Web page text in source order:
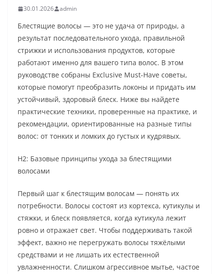
30.01.2026 admin
Блестящие волосы — это не удача от природы, а
результат последовательного ухода, правильной
стрижки и использования продуктов, которые
работают именно для вашего типа волос. В этом
руководстве собраны Exclusive Must-Have советы,
которые помогут преобразить локоны и придать им
устойчивый, здоровый блеск. Ниже вы найдете
практические техники, проверенные на практике, и
рекомендации, ориентированные на разные типы
волос: от тонких и ломких до густых и кудрявых.
H2: Базовые принципы ухода за блестящими
волосами
Первый шаг к блестящим волосам — понять их
потребности. Волосы состоят из кортекса, кутикулы и
стяжки, и блеск появляется, когда кутикула лежит
ровно и отражает свет. Чтобы поддерживать такой
эффект, важно не перегружать волосы тяжёлыми
средствами и не лишать их естественной
увлажненности. Слишком агрессивное мытье, частое